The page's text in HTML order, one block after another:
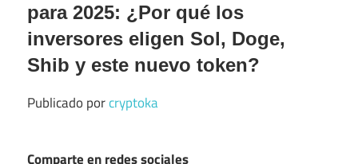
para 2025: ¿Por qué los
inversores eligen Sol, Doge,
Shib y este nuevo token?
Publicado porcryptoka
Comparte en redes sociales